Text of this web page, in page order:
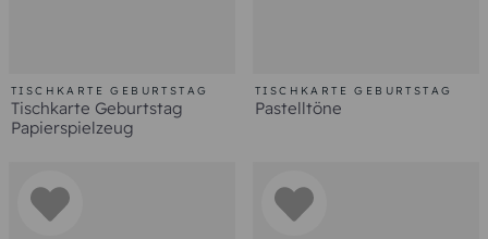
TISCHKARTE GEBURTSTAG
Tischkarte Geburtstag
Papierspielzeug
TISCHKARTE GEBURTSTAG
Pastelltöne